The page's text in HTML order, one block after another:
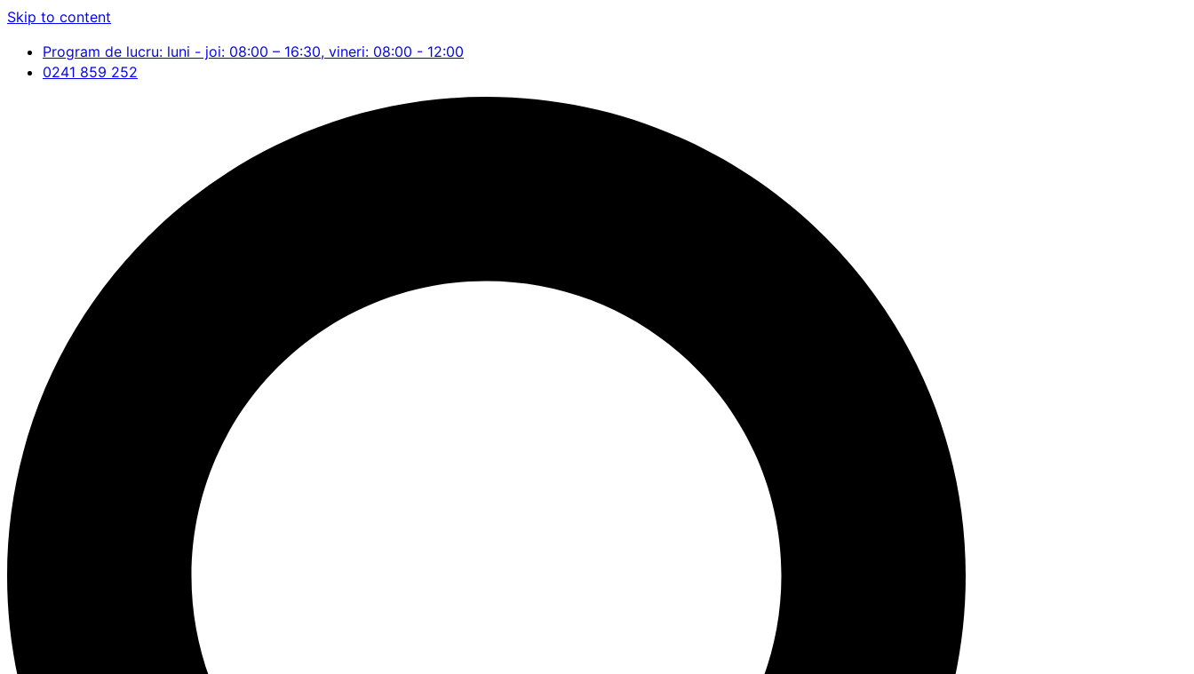
Skip to content
Program de lucru: luni - joi: 08:00 – 16:30, vineri: 08:00 - 12:00
0241 859 252